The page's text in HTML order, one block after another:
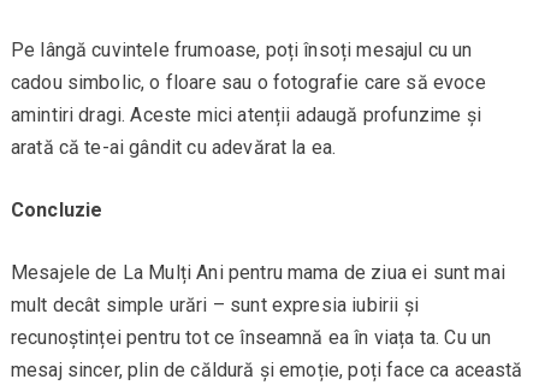
Pe lângă cuvintele frumoase, poți însoți mesajul cu un
cadou simbolic, o floare sau o fotografie care să evoce
amintiri dragi. Aceste mici atenții adaugă profunzime și
arată că te-ai gândit cu adevărat la ea.
Concluzie
Mesajele de La Mulți Ani pentru mama de ziua ei sunt mai
mult decât simple urări – sunt expresia iubirii și
recunoștinței pentru tot ce înseamnă ea în viața ta. Cu un
mesaj sincer, plin de căldură și emoție, poți face ca această